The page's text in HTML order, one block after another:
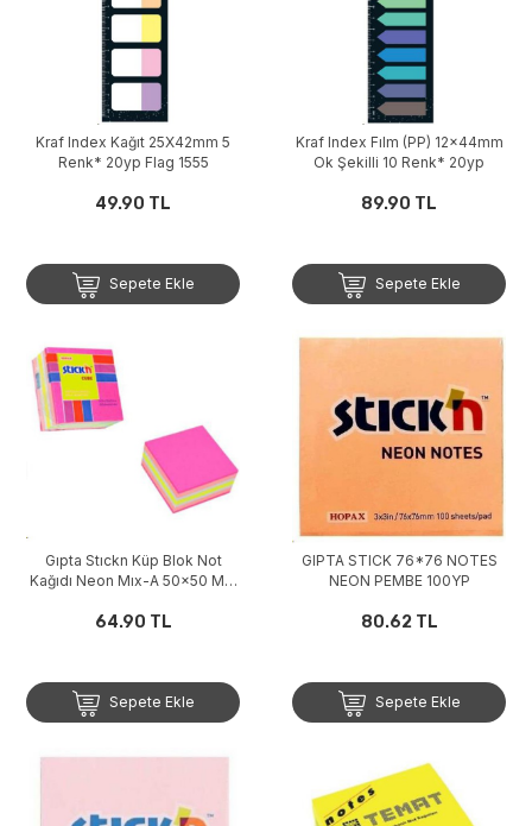
Kraf Index Kağıt 25X42mm 5
Renk* 20yp Flag 1555
49.90 TL
Sepete Ekle
Kraf Index Fılm (PP) 12x44mm
Ok Şekilli 10 Renk* 20yp
89.90 TL
Sepete Ekle
Gıpta Stıckn Küp Blok Not
Kağıdı Neon Mıx-A 50x50 Mm
64.90 TL
Sepete Ekle
GIPTA STICK 76*76 NOTES
NEON PEMBE 100YP
80.62 TL
Sepete Ekle